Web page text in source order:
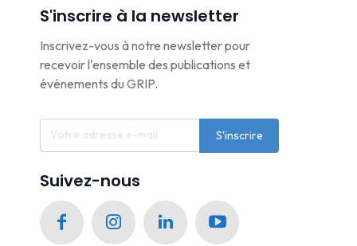
S'inscrire à la newsletter
Inscrivez-vous à notre newsletter pour
recevoir l'ensemble des publications et
événements du GRIP.
S'inscrire
Suivez-nous